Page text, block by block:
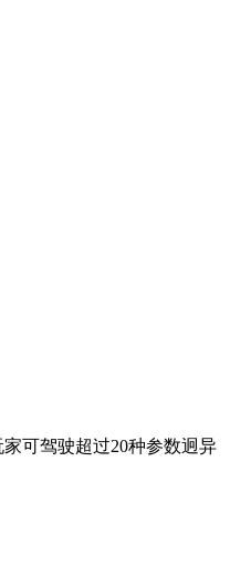
可驾驶超过20种参数迥异